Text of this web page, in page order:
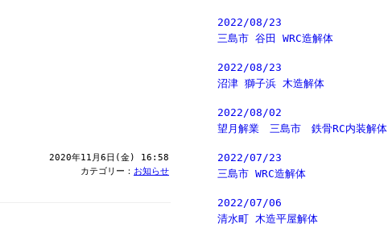
2020年11月6日(金) 16:58
カテゴリー： お知らせ
2022/08/23
三島市 谷田 WRC造解体
2022/08/23
沼津 獅子浜 木造解体
2022/08/02
望月解業 三島市 鉄骨RC内装解体
2022/07/23
三島市 WRC造解体
2022/07/06
清水町 木造平屋解体